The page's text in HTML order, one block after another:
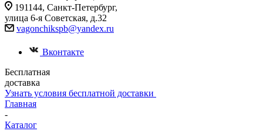
191144, Санкт-Петербург,
улица 6-я Советская, д.32
vagonchikspb@yandex.ru
Вконтакте
Бесплатная
доставка
Узнать условия бесплатной доставки
Главная
-
Каталог